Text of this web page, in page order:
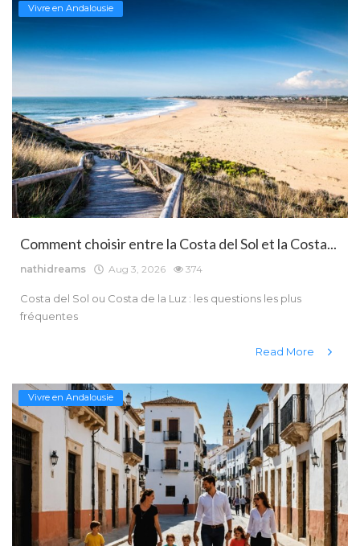
Vivre en Andalousie
Comment choisir entre la Costa del Sol et la Costa...
nathidreams Aug 3, 2026 374
Costa del Sol ou Costa de la Luz : les questions les plus
fréquentes
Read More
Vivre en Andalousie